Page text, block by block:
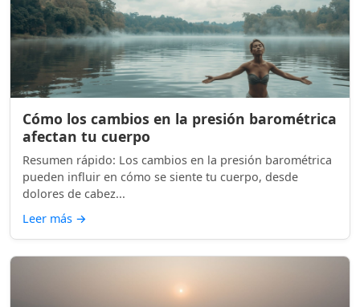
Cómo los cambios en la presión barométrica
afectan tu cuerpo
Resumen rápido: Los cambios en la presión barométrica
pueden influir en cómo se siente tu cuerpo, desde
dolores de cabez...
Leer más →